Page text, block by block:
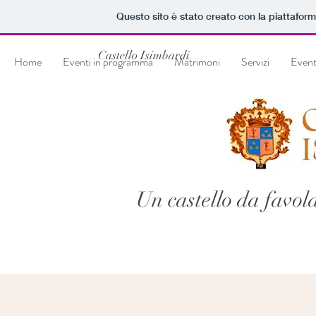
Questo sito è stato creato con la
Castello Isimbardi
Home Eventi in programma Matrimoni Servizi
Un castello da